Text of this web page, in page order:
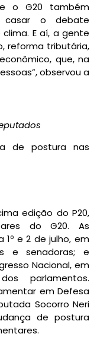
o G20 também
casar o debate
E aí, a gente
reforma tributária,
que, na
observou a
de postura nas
edição do P20,
do G20. As
e 2 de julho, em
e senadoras; e
Nacional, em
parlamentos.
em Defesa
Socorro Neri
de postura